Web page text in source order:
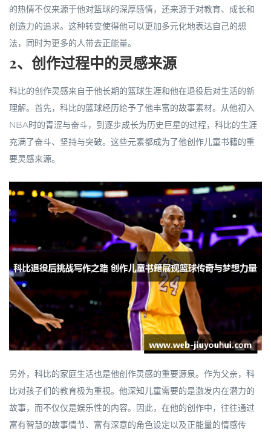
的热情不仅来源于他对篮球的深厚感情，还来源于对教育、成长和
创造力的追求。这种转变使得他可以更加多元化地表达自己的想
法，同时为更多的人带去正能量。
2、创作过程中的灵感来源
科比的创作灵感来自于他长期的篮球生涯和他在退役后对生活的新
理解。首先，科比的篮球经历给予了他丰富的故事素材。从他初入
NBA时的青涩与奋斗，到逐步成长为历史巨星的过程，科比的生涯
充满了奋斗、坚持与突破。这些元素都成为了他创作儿童书籍的重
要灵感来源。
另外，科比的家庭生活也是他创作灵感的重要源泉。作为父亲，科
比对孩子们的教育极为重视。他深知儿童需要的是激发内在潜力的
故事，而不仅仅是娱乐性的内容。因此，在他的创作中，往往通过
富有智慧的故事情节、富有深意的角色设定以及正能量的情感传